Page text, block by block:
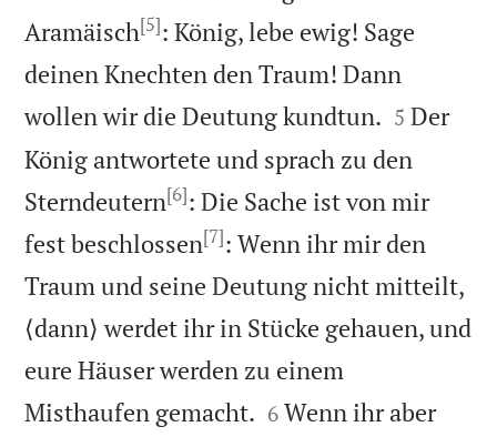
Aramäisch[5]: König, lebe ewig! Sage
deinen Knechten den Traum! Dann
wollen wir die Deutung kundtun. 

5 Der
König antwortete und sprach zu den
Sterndeutern[6]: Die Sache ist von mir
fest beschlossen[7]: Wenn ihr mir den
Traum und seine Deutung nicht mitteilt,
⟨dann⟩ werdet ihr in Stücke gehauen, und
eure Häuser werden zu einem
Misthaufen gemacht. 

6 Wenn ihr aber